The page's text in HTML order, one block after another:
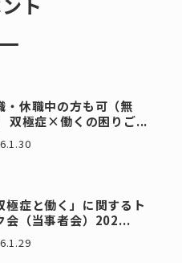
・休職中の方も可（無
双極症×働くの困りご...
極症と働く」に関するト
会（当事者会）202...